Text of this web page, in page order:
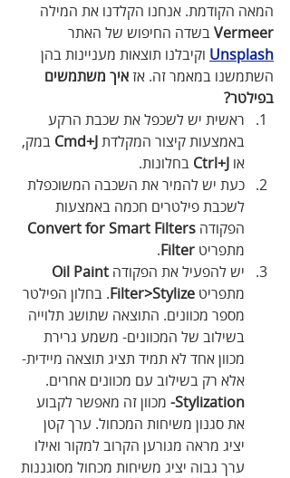
המאה הקודמת. אנחנו הקלדנו את המילה
Vermeer בשדה החיפוש של האתר
Unsplash וקיבלנו תוצאות מעניינות בהן
השתמשנו במאמר זה. אז איך משתמשים
בפילטר?
ראשית יש לשכפל את שכבת הרקע
באמצעות קיצור המקלדת Cmd+J במק,
או Ctrl+J בחלונות.
כעת יש להמיר את השכבה המשוכפלת
לשכבת פילטרים חכמה באמצעות
הפקודה Convert for Smart Filters
מתפריט Filter
.
יש להפעיל את הפקודה Oil Paint
מתפריט Filter>Stylize. בחלון הפילטר
מספר מכוונים. התוצאה שתושג תלוייה
בשילוב של המכוונים- משמע גרירת
מכוון אחד לא תמיד תציג תוצאה מיידית-
אלא רק בשילוב עם מכוונים אחרים.
Stylization- מכוון זה מאפשר לקבוע
את סגנון משיחות המכחול. ערך קטן
יציג מראה מגורען הקרוב למקור ואילו
ערך גבוה יציג משיחות מכחול מסוגננות